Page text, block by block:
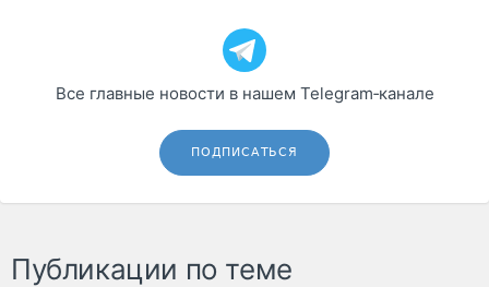
Все главные новости в нашем Telegram‑канале
ПОДПИСАТЬСЯ
Публикации по теме